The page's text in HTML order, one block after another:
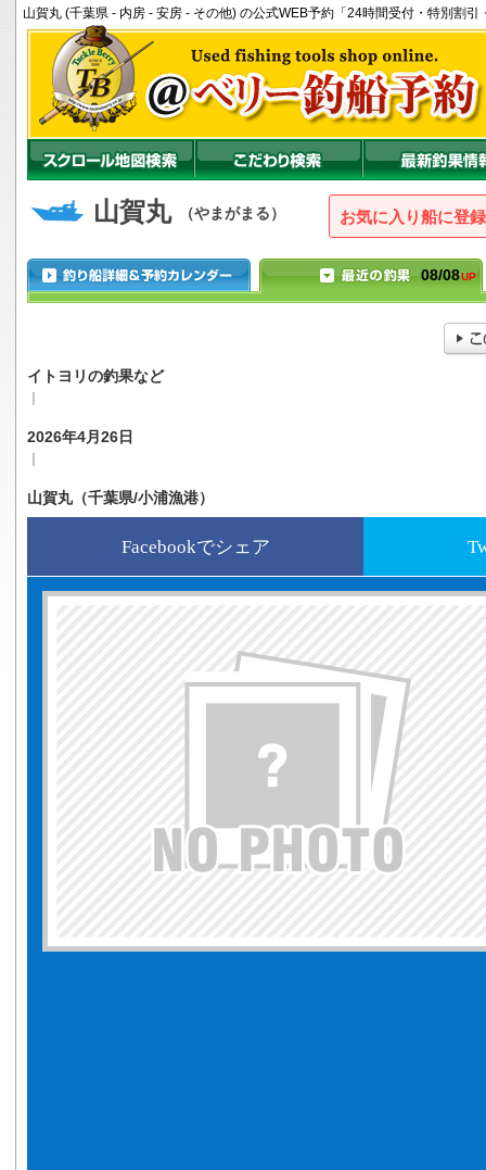
山賀丸 (千葉県 - 内房 - 安房 - その他) の公式WEB予約「24時間受付・特別割引
山賀丸 （やまがまる） お気に入り船に登録
08/08UP
イトヨリの釣果など
2026年4月26日
山賀丸（千葉県/小浦漁港）
Facebookでシェア